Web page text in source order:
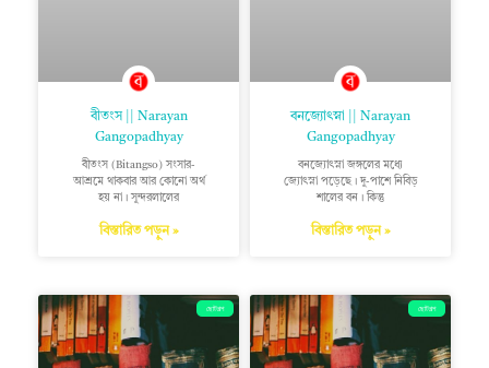
বীতংস || Narayan
Gangopadhyay
বীতংস (Bitangso) সংসার-
আশ্রমে থাকবার আর কোনো অর্থ
হয় না। সুন্দরলালের
বিস্তারিত পড়ুন »
বনজ্যোৎস্না || Narayan
Gangopadhyay
বনজ্যোৎস্না জঙ্গলের মধ্যে
জ্যোৎস্না পড়েছে। দু-পাশে নিবিড়
শালের বন। কিন্তু
বিস্তারিত পড়ুন »
ছোটগল্প ছোটগল্প